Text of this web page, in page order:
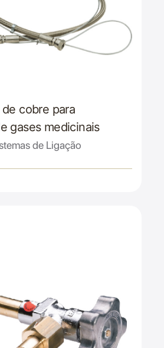
cobre para
gases medicinais
de Ligação